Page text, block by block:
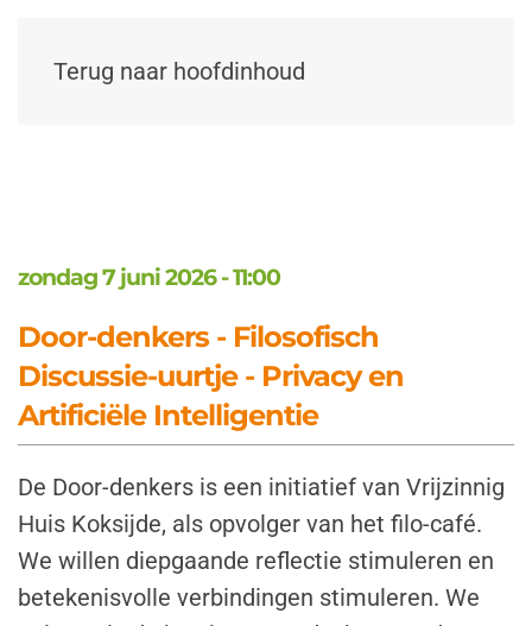
Terug naar hoofdinhoud
zondag 7 juni 2026 - 11:00
Door-denkers - Filosofisch
Discussie-uurtje - Privacy en
Artificiële Intelligentie
De Door-denkers is een initiatief van Vrijzinnig
Huis Koksijde, als opvolger van het filo-café.
We willen diepgaande reflectie stimuleren en
betekenisvolle verbindingen stimuleren. We